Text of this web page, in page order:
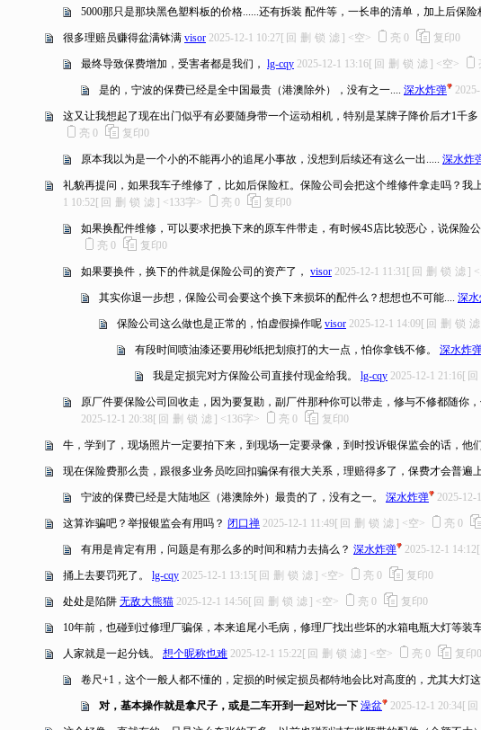
5000那只是那块黑色塑料板的价格......还有拆装 配件等，一长串的清单，加上后保险
很多理赔员赚得盆满钵满 visor 2025-12-1 10:27[ 回 删 锁 滤 ] <空> 亮 0 复印0
最终导致保费增加，受害者都是我们， lg-cqy 2025-12-1 13:16[ 回 删 锁 滤 ] <空>
是的，宁波的保费已经是全中国最贵（港澳除外），没有之一.... 深水炸弹
这又让我想起了现在出门似乎有必要随身带一个运动相机，特别是某牌子降价后才1千
亮 0 复印0
原本我以为是一个小的不能再小的追尾小事故，没想到后续还有这么一出..... 深水炸
礼貌再提问，如果我车子维修了，比如后保险杠。保险公司会把这个维修件拿走吗？
1 10:52 [ 回 删 锁 滤 ] <133字> 亮 0 复印0
如果换配件维修，可以要求把换下来的原车件带走，有时候4S店比较恶心，说保险
亮 0 复印0
如果要换件，换下的件就是保险公司的资产了， visor 2025-12-1 11:31 [ 回 删 锁 滤 ]
其实你退一步想，保险公司会要这个换下来损坏的配件么？想想也不可能.... 深
保险公司这么做也是正常的，怕虚假操作呢 visor 2025-12-1 14:09[ 回 删 锁 滤
有段时间喷油漆还要用砂纸把划痕打的大一点，怕你拿钱不修。 深水炸
我是定损完对方保险公司直接付现金给我。 lg-cqy 2025-12-1 21:16[ 回
原厂件要保险公司回收走，因为要复勘，副厂件那种你可以带走，修与不修都随
2025-12-1 20:38[ 回 删 锁 滤 ] <136字> 亮 0 复印0
牛，学到了，现场照片一定要拍下来，到现场一定要录像，到时投诉银保监会的话，他
现在保险费那么贵，跟很多业务员吃回扣骗保有很大关系，理赔得多了，保费才会普遍
宁波的保费已经是大陆地区（港澳除外）最贵的了，没有之一。 深水炸弹 2025-12-
这算诈骗吧？举报银监会有用吗？ 闭口禅 2025-12-1 11:49[ 回 删 锁 滤 ] <空> 亮 0
有用是肯定有用，问题是有那么多的时间和精力去搞么？ 深水炸弹 2025-12-1 14:12 [
捅上去要罚死了。 lg-cqy 2025-12-1 13:15[ 回 删 锁 滤 ] <空> 亮 0 复印0
处处是陷阱 无敌大熊猫 2025-12-1 14:56[ 回 删 锁 滤 ] <空> 亮 0 复印0
10年前，也碰到过修理厂骗保，本来追尾小毛病，修理厂找出些坏的水箱电瓶大灯等装
人家就是一起分钱。 想个昵称也难 2025-12-1 15:22 [ 回 删 锁 滤 ] <空> 亮 0 复印0
卷尺+1，这个一般人都不懂的，定损的时候定损员都特地会比对高度的，尤其大灯这
对，基本操作就是拿尺子，或是二车开到一起对比一下 澡盆 2025-12-1 20:34[ 回